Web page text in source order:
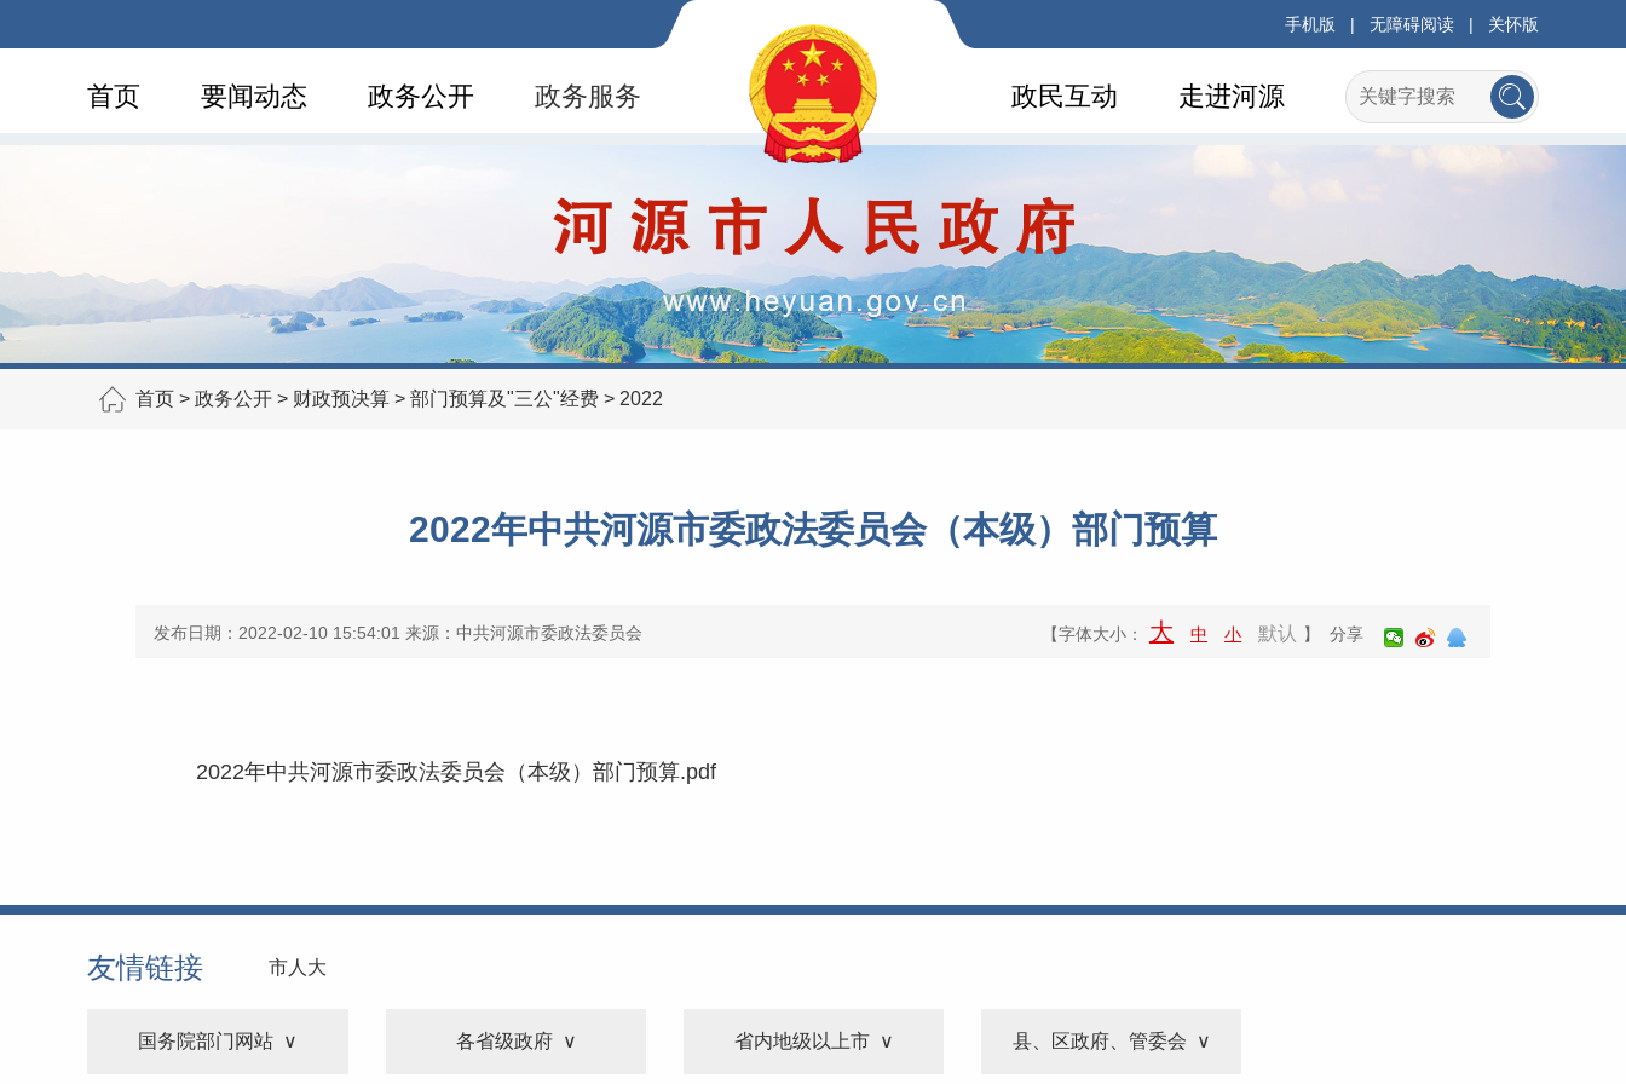
手机版 | 无障碍阅读 | 关怀版
首页 要闻动态 政务公开 政务服务 走进河源
政民互动
首页 > 政务公开 > 财政预决算 > 部门预算及"三公"经费 > 2022
2022年中共河源市委政法委员会（本级）部门预算
发布日期：2022-02-10 15:54:01 来源：中共河源市委政法委员会 【字体大小： 大 中 小 默认 】 分享
2022年中共河源市委政法委员会（本级）部门预算.pdf
友情链接 市人大
国务院部门网站 各省级政府 省内地级以上市 县、区政府、管委会